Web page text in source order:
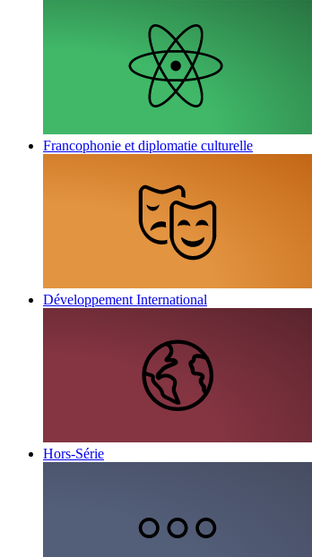
Francophonie et diplomatie culturelle
Développement International
Hors-Série